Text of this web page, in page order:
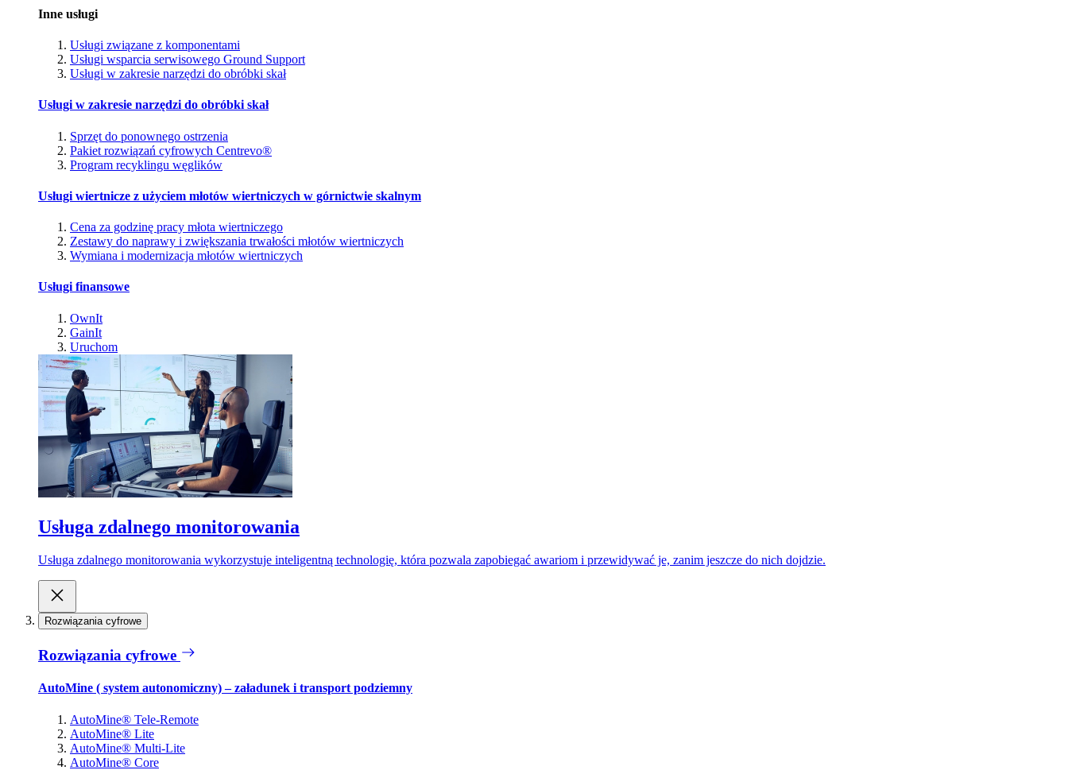
Inne usługi
Usługi związane z komponentami
Usługi wsparcia serwisowego Ground Support
Usługi w zakresie narzędzi do obróbki skał
Usługi w zakresie narzędzi do obróbki skał
Sprzęt do ponownego ostrzenia
Pakiet rozwiązań cyfrowych Centrevo®
Program recyklingu węglików
Usługi wiertnicze z użyciem młotów wiertniczych w górnictwie skalnym
Cena za godzinę pracy młota wiertniczego
Zestawy do naprawy i zwiększania trwałości młotów wiertniczych
Wymiana i modernizacja młotów wiertniczych
Usługi finansowe
OwnIt
GainIt
Uruchom
Usługa zdalnego monitorowania
Usługa zdalnego monitorowania wykorzystuje inteligentną technologię, która pozwala zapobiegać awariom i przewidywać je, zanim jeszcze do nich dojdzie.
Rozwiązania cyfrowe
Rozwiązania cyfrowe
AutoMine ( system autonomiczny) – załadunek i transport podziemny
AutoMine® Tele-Remote
AutoMine® Lite
AutoMine® Multi-Lite
AutoMine® Core